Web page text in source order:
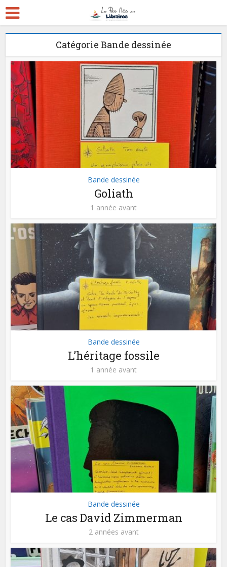
Catégorie Bande dessinée
Bande dessinée
Goliath
1 année avant
Bande dessinée
L’héritage fossile
1 année avant
Bande dessinée
Le cas David Zimmerman
2 années avant